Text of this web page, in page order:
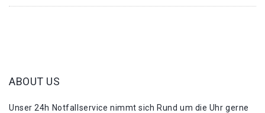
ABOUT US
Unser 24h Notfallservice nimmt sich Rund um die Uhr gerne